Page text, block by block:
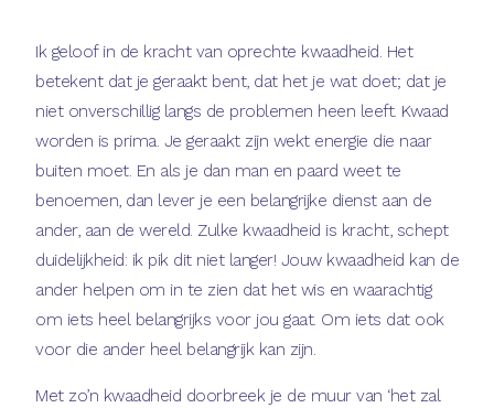
Ik geloof in de kracht van oprechte kwaadheid. Het
betekent dat je geraakt bent, dat het je wat doet; dat je
niet onverschillig langs de problemen heen leeft. Kwaad
worden is prima. Je geraakt zijn wekt energie die naar
buiten moet. En als je dan man en paard weet te
benoemen, dan lever je een belangrijke dienst aan de
ander, aan de wereld. Zulke kwaadheid is kracht, schept
duidelijkheid: ik pik dit niet langer! Jouw kwaadheid kan de
ander helpen om in te zien dat het wis en waarachtig
om iets heel belangrijks voor jou gaat. Om iets dat ook
voor die ander heel belangrijk kan zijn.
Met zo’n kwaadheid doorbreek je de muur van ‘het zal